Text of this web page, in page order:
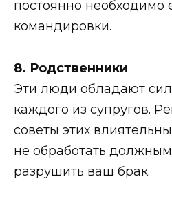
постоянно необходимо
командировки.
8. Родственники
Эти люди обладают
каждого из супругов.
советы этих
не обработать
разрушить ваш брак.